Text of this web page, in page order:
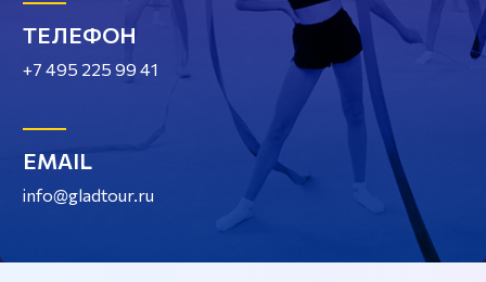
ТЕЛЕФОН
+7 495 225 99 41
EMAIL
info@gladtour.ru